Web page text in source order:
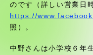
のです（詳しい営業日
https://
照）。
中野さんは小学校６年
学外連携
学園ネットワーク